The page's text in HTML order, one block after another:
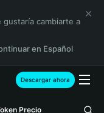
gustaría cambiarte a
en Español
Descargar ahora
Precio